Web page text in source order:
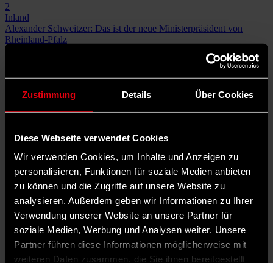
Zustimmung Details Über Cookies
Diese Webseite verwendet Cookies
Wir verwenden Cookies, um Inhalte und Anzeigen zu
personalisieren, Funktionen für soziale Medien anbieten
zu können und die Zugriffe auf unsere Website zu
analysieren. Außerdem geben wir Informationen zu Ihrer
Verwendung unserer Website an unsere Partner für
soziale Medien, Werbung und Analysen weiter. Unsere
Partner führen diese Informationen möglicherweise mit
weiteren Daten zusammen, die Sie ihnen bereitgestellt
2
Inland
Alexander Schweitzer: Das ist der neue Ministerpräsident von
Rheinland-Pfalz
Nach mehr als elf Jahren gibt es mit Alexander Schweitzer einen
neuen Ministerpräsidenten in Rheinland-Pfalz. Der 50-jährige
Sozialdemokrat blickt bereits auf ein bewegtes Leben zurück. Was
zeichnet Schweitzer aus?
Jonas Jordan· 10. Juli 2024
- 21:04
Permalink
Wahlniederlage
Ich habe selten so gelacht, als ich diesen sog. Kommentar lesen
durfte.
Wer noch nicht einmal erkennen will, in welch prekärer Lage sich
die Partei befindet, der sollte lieber schweigen.
Alles hat einmal ein Ende. Als ehemaliges Parteimitglied, der diese